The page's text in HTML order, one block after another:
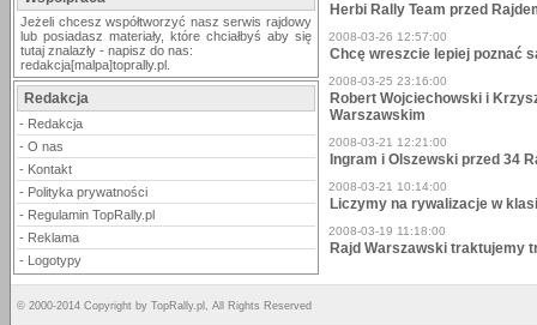
Jeżeli chcesz współtworzyć nasz serwis rajdowy
lub posiadasz materiały, które chciałbyś aby się
tutaj znalazły - napisz do nas:
redakcja[malpa]toprally.pl.
Redakcja
- Redakcja
- O nas
- Kontakt
- Polityka prywatności
- Regulamin TopRally.pl
- Reklama
- Logotypy
Herbi Rally Team przed
2008-03-26 12:57:00
Chcę wreszcie lepiej poznać
2008-03-25 23:16:00
Robert Wojciechowski i
Warszawskim
2008-03-21 12:21:00
Ingram i Olszewski przed 34
2008-03-21 10:14:00
Liczymy na rywalizacje w
2008-03-19 11:18:00
Rajd Warszawski traktujemy
© 2000-2014 Copyright by TopRally.pl, All Rights Reserved